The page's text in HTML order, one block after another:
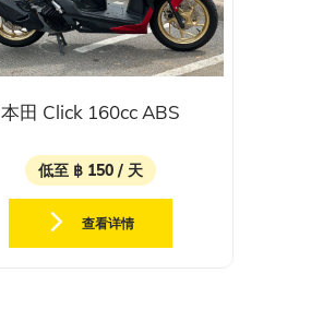
本田 Click 160cc ABS
低至 ฿ 150 / 天
查看详情